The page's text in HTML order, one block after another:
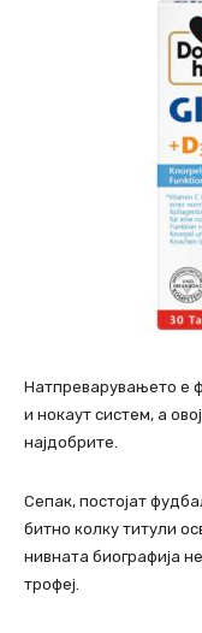
Натпреварувањето е
и нокаут систем, а
најдобрите.
Сепак, постојат
битно колку титули
нивната биографија
трофеј.